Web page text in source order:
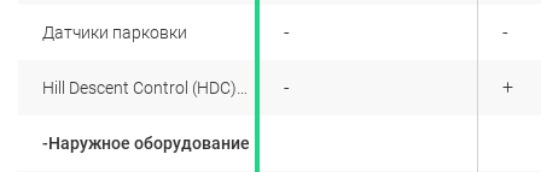
Датчики парковки
Hill Descent Control (HDC)
-Наружное оборудование
+
+
-
-
-
+